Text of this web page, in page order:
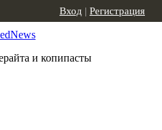
и копипасты
Вход | Регистрация